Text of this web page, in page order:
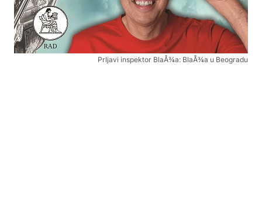
Prljavi inspektor BlaÅ¾a: BlaÅ¾a u Beogradu